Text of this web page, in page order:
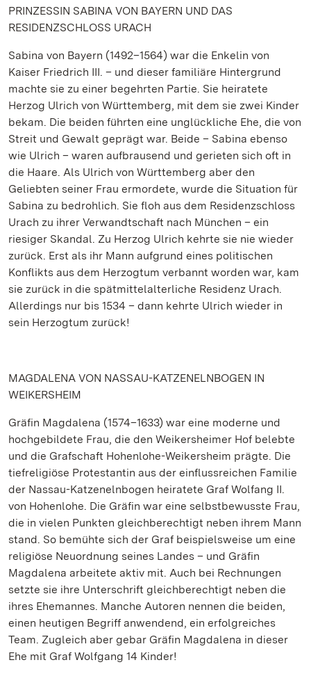
PRINZESSIN SABINA VON BAYERN UND DAS
RESIDENZSCHLOSS URACH
Sabina von Bayern (1492–1564) war die Enkelin von
Kaiser Friedrich III. – und dieser familiäre Hintergrund
machte sie zu einer begehrten Partie. Sie heiratete
Herzog Ulrich von Württemberg, mit dem sie zwei Kinder
bekam. Die beiden führten eine unglückliche Ehe, die von
Streit und Gewalt geprägt war. Beide – Sabina ebenso
wie Ulrich – waren aufbrausend und gerieten sich oft in
die Haare. Als Ulrich von Württemberg aber den
Geliebten seiner Frau ermordete, wurde die Situation für
Sabina zu bedrohlich. Sie floh aus dem Residenzschloss
Urach zu ihrer Verwandtschaft nach München – ein
riesiger Skandal. Zu Herzog Ulrich kehrte sie nie wieder
zurück. Erst als ihr Mann aufgrund eines politischen
Konflikts aus dem Herzogtum verbannt worden war, kam
sie zurück in die spätmittelalterliche Residenz Urach.
Allerdings nur bis 1534 – dann kehrte Ulrich wieder in
sein Herzogtum zurück!
MAGDALENA VON NASSAU-KATZENELNBOGEN IN
WEIKERSHEIM
Gräfin Magdalena (1574–1633) war eine moderne und
hochgebildete Frau, die den Weikersheimer Hof belebte
und die Grafschaft Hohenlohe-Weikersheim prägte. Die
tiefreligiöse Protestantin aus der einflussreichen Familie
der Nassau-Katzenelnbogen heiratete Graf Wolfang II.
von Hohenlohe. Die Gräfin war eine selbstbewusste Frau,
die in vielen Punkten gleichberechtigt neben ihrem Mann
stand. So bemühte sich der Graf beispielsweise um eine
religiöse Neuordnung seines Landes – und Gräfin
Magdalena arbeitete aktiv mit. Auch bei Rechnungen
setzte sie ihre Unterschrift gleichberechtigt neben die
ihres Ehemannes. Manche Autoren nennen die beiden,
einen heutigen Begriff anwendend, ein erfolgreiches
Team. Zugleich aber gebar Gräfin Magdalena in dieser
Ehe mit Graf Wolfgang 14 Kinder!